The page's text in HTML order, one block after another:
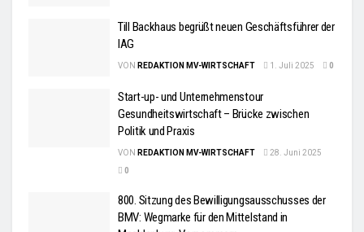
Till Backhaus begrüßt neuen Geschäftsführer der
IAG
VON REDAKTION MV-WIRTSCHAFT 1. Juli 2025 0
Start-up- und Unternehmenstour
Gesundheitswirtschaft – Brücke zwischen
Politik und Praxis
VON REDAKTION MV-WIRTSCHAFT
28. Juni 2025
0
800. Sitzung des Bewilligungsausschusses der
BMV: Wegmarke für den Mittelstand in